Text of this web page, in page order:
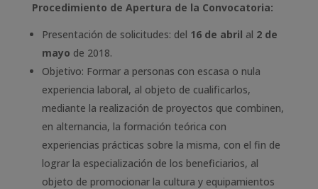
Procedimiento de Apertura de la Convocatoria:
Presentación de solicitudes: del 16 de abril al 2 de
mayo de 2018.
Objetivo: Formar a personas con escasa o nula
experiencia laboral, al objeto de cualificarlos,
mediante la realización de proyectos que combinen,
en alternancia, la formación teórica con
experiencias prácticas sobre la misma, con el fin de
lograr la especialización de los beneficiarios, al
objeto de promocionar la cultura y equipamientos